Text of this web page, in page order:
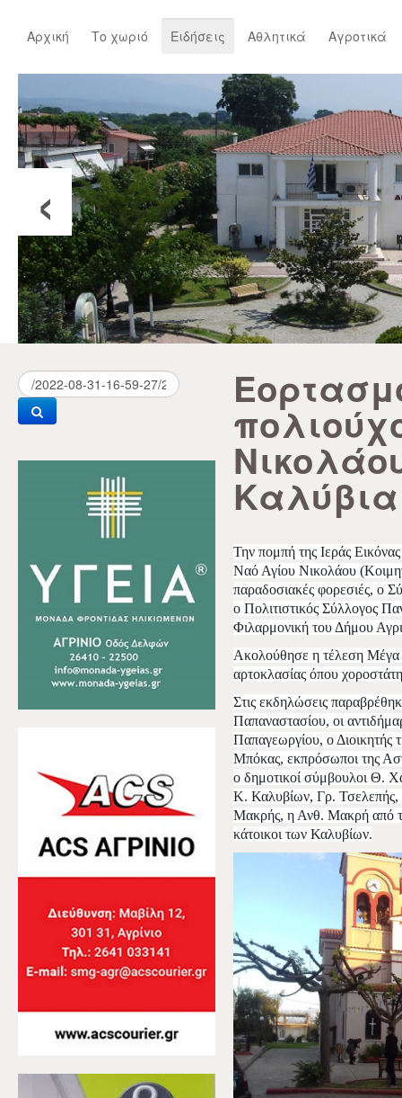
Αρχική Το χωριό Ειδήσεις Αθλητικά Αγροτικά
‹
Καλύβια
Την πομπή της Ιεράς
Ναό Αγίου Νικολάου
παραδοσιακές φορεσιές, ο
ο Πολιτιστικός Σύλλογος
Φιλαρμονική του Δήμου
Ακολούθησε η τέλεση Μέγα
αρτοκλασίας όπου
Στις εκδηλώσεις
Παπαναστασίου, οι
Παπαγεωργίου, ο Διοικητής
Μπόκας, εκπρόσωποι της
ο δημοτικοί σύμβουλοι Θ.
Κ. Καλυβίων, Γρ. Τσελεπής,
Μακρής, η Ανθ. Μακρή από
κάτοικοι των Καλυβίων.